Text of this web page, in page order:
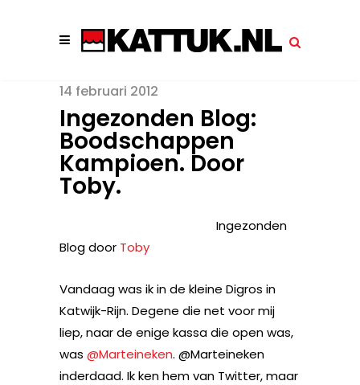
14 februari 2012
Ingezonden Blog:
Boodschappen
Kampioen. Door
Toby.
Ingezonden
Blog door Toby
Vandaag was ik in de kleine Digros in
Katwijk-Rijn. Degene die net voor mij
liep, naar de enige kassa die open was,
was @Marteineken. @Marteineken
inderdaad. Ik ken hem van Twitter, maar